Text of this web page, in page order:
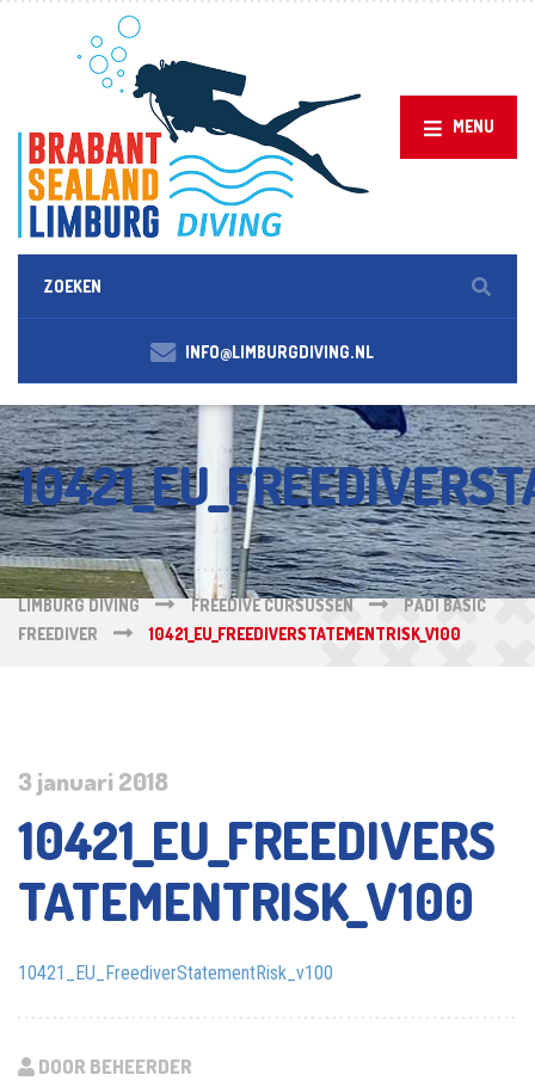
MENU
INFO@LIMBURGDIVING.NL
LIMBURG DIVING FREEDIVE CURSUSSEN
PADI BASIC
FREEDIVER
10421_EU_FREEDIVERSTATEMENTRISK_V100
3 januari 2018
10421_EU_FREEDIVERS
TATEMENTRISK_V100
10421_EU_FreediverStatementRisk_v100
DOOR BEHEERDER